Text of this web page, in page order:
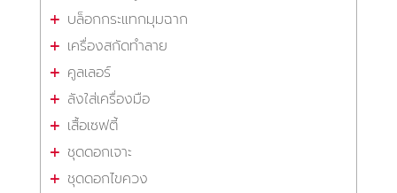
บล็อกกระแทกมุมฉาก
เครื่องสกัดทำลาย
คูลเลอร์
ลังใส่เครื่องมือ
เสื้อเซฟตี้
ชุดดอกเจาะ
ชุดดอกไขควง